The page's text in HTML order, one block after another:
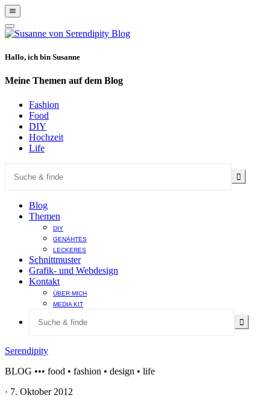
Show
Offscreen
Content
Hide
Offscreen
Hallo, ich bin Susanne
Meine Themen auf dem Blog
Fashion
Food
DIY
Hochzeit
Life
Blog
Themen
DIY
GENÄHTES
LECKERES
Schnittmuster
Grafik- und Webdesign
Kontakt
ÜBER MICH
MEDIA KIT
Serendipity
BLOG ••• food • fashion • design • life
· 7. Oktober 2012